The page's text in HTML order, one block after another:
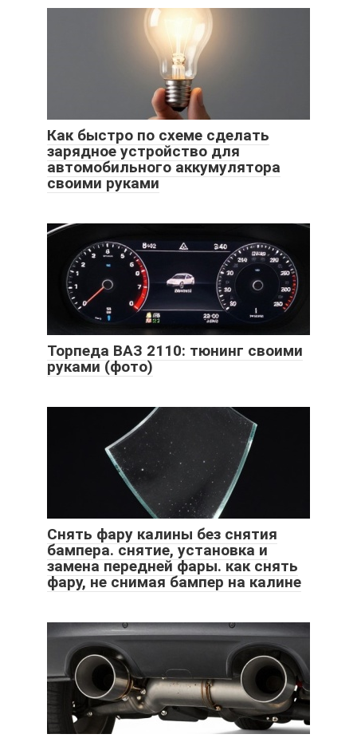
Как быстро по схеме сделать
зарядное устройство для
автомобильного аккумулятора
своими руками
Торпеда ВАЗ 2110: тюнинг своими
руками (фото)
Снять фару калины без снятия
бампера. снятие, установка и
замена передней фары. как снять
фару, не снимая бампер на калине